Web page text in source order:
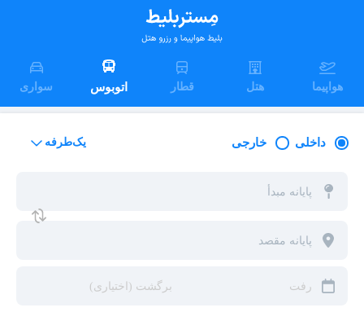
هواپیما هتل قطار اتوبوس سواری
داخلی خارجی یک‌طرفه